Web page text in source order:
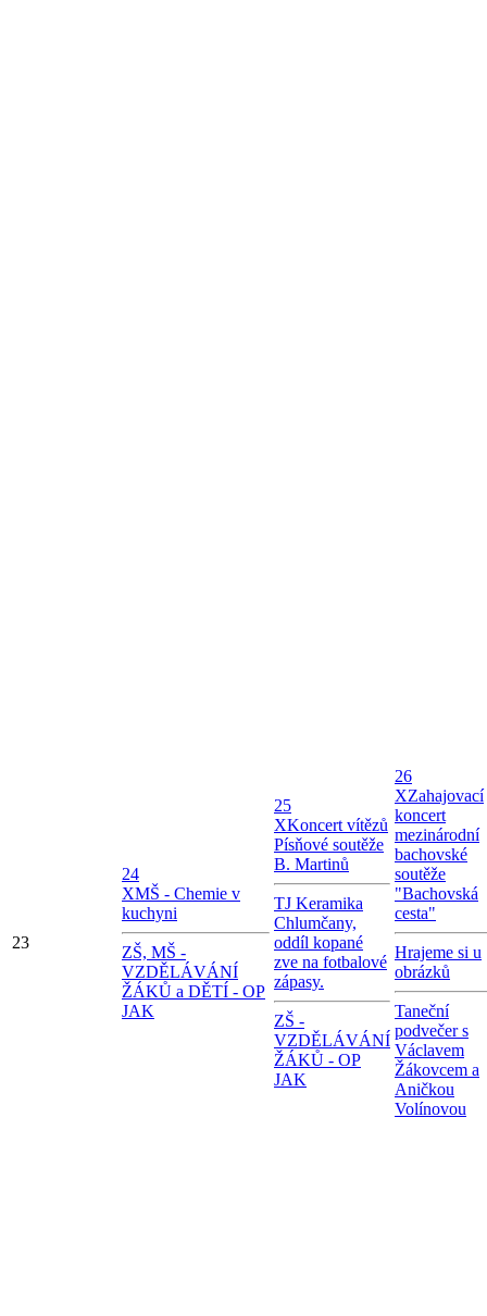
23
24
XMŠ - Chemie v
kuchyni
ZŠ, MŠ -
VZDĚLÁVÁNÍ
ŽÁKŮ a DĚTÍ - OP
JAK
25
XKoncert vítězů
Písňové soutěže
B. Martinů
TJ Keramika
Chlumčany,
oddíl kopané
zve na fotbalové
zápasy.
ZŠ -
VZDĚLÁVÁNÍ
ŽÁKŮ - OP
JAK
26
XZahajovací
koncert
mezinárodní
bachovské
soutěže
"Bachovská
cesta"
Hrajeme si u
obrázků
Taneční
podvečer s
Václavem
Žákovcem a
Aničkou
Volínovou